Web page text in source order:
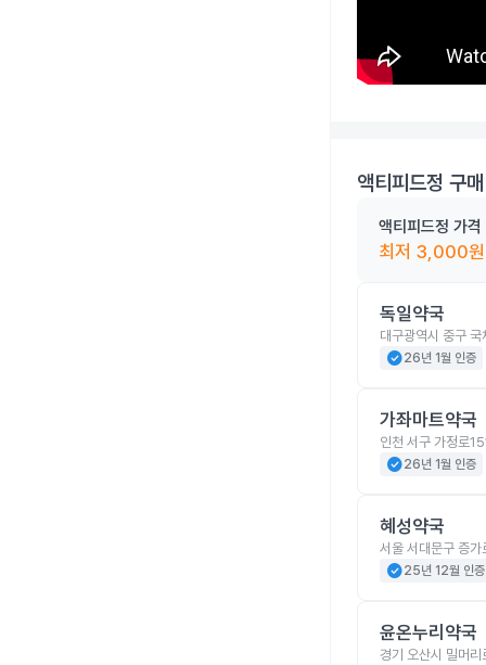
액티피드정 구
액티피드정 가격
최저 3,000원
독일약국
대구광역시 중구
check_circle26년 1월 인증
가좌마트약국
인천 서구 가정로
check_circle26년 1월 인증
혜성약국
서울 서대문구 증
check_circle25년 12월 인증
윤온누리약국
경기 오산시 밀머